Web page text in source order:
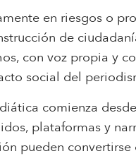
en riesgos o
de
con voz propia y
social del
comienza
plataformas y
pueden